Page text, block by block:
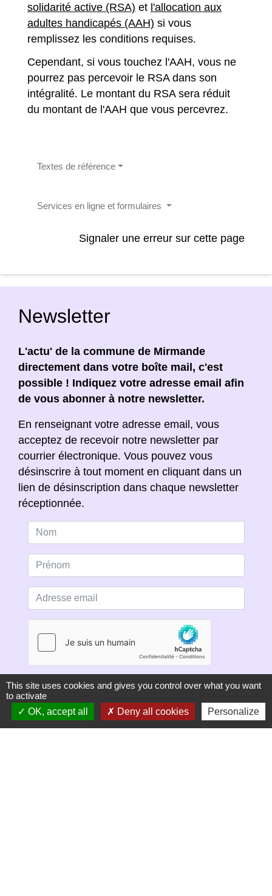
solidarité active (RSA) et l'allocation aux
adultes handicapés (AAH) si vous
remplissez les conditions requises.
Cependant, si vous touchez l'AAH, vous ne
pourrez pas percevoir le RSA dans son
intégralité. Le montant du RSA sera réduit
du montant de l'AAH que vous percevrez.
Textes de référence
Services en ligne et formulaires
Signaler une erreur sur cette page
Newsletter
L'actu' de la commune de Mirmande
directement dans votre boîte mail, c'est
possible ! Indiquez votre adresse email afin
de vous abonner à notre newsletter.
En renseignant votre adresse email, vous
acceptez de recevoir notre newsletter par
courrier électronique. Vous pouvez vous
désinscrire à tout moment en cliquant dans un
lien de désinscription dans chaque newsletter
réceptionnée.
S'ABONNER
This site uses cookies and gives you control over what you want
to activate
OK, accept all
Deny all cookies Personalize